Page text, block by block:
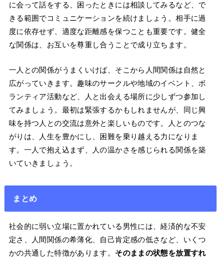
に会って話をする、困ったときには相談してみるなど、で
きる範囲でコミュニケーションを続けましょう。相手に過
度に依存せず、適度な距離感を保つことも重要です。健全
な関係は、お互いを尊重し合うことで成り立ちます。
一人との関係がうまくいけば、そこから人間関係は自然と
広がっていきます。趣味のサークルや地域のイベント、ボ
ランティア活動など、人と出会える場所に少しずつ参加し
てみましょう。最初は緊張するかもしれませんが、同じ興
味を持つ人との交流は意外と楽しいものです。人とのつな
がりは、人生を豊かにし、困難を乗り越える力になりま
す。一人で抱え込まず、人の温かさを感じられる関係を築
いていきましょう。
まとめ
社会的に弱い立場に置かれている男性には、経済的な不安
定さ、人間関係の希薄化、自己肯定感の低さなど、いくつ
かの共通した特徴があります。 そのままの状態を放置すれ